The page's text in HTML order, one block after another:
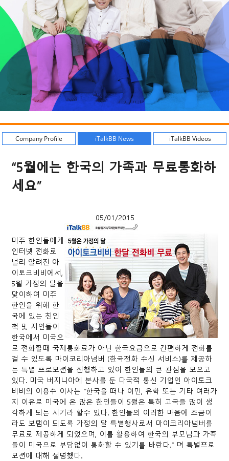
Company Profile iTalkBB News iTalkBB Videos
“5월에는 한국의 가족과 무료통화하
세요”
05/01/2015
미주 한인들에게
인터넷 전화로
널리 알려진 아
이토크비비에서,
5월 가정의 달을
맞이하여 미주
한인을 위해 한
국에 있는 친인
척 및 지인들이
한국에서 미국으
로 전화할때 국제통화료가 아닌 한국요금으로 간편하게 전화를
걸 수 있도록 마이코리아넘버 (한국전화 수신 서비스)를 제공하
는 특별 프로모션을 진행하고 있어 한인들의 큰 관심을 모으고
있다. 미국 버지니아에 본사를 둔 다국적 통신 기업인 아이토크
비비의 이용수 이사는 “한국을 떠나 이민, 유학 또는 기타 여러가
지 이유로 미국에 온 많은 한인들이 5월은 특히 고국을 많이 생
각하게 되는 시기라 할수 있다. 한인들의 이러한 마음에 조금이
라도 보탬이 되도록 가정의 달 특별행사로서 마이코리아넘버를
무료로 제공하게 되었으며, 이를 활용하여 한국의 부모님과 가족
들이 미국으로 부담없이 통화할 수 있기를 바란다.” 며 특별프로
모션에 대해 설명했다.